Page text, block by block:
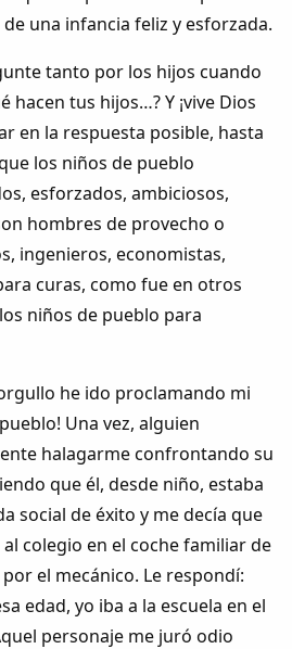
una infancia feliz y esforzada.
tanto por los hijos cuando
hacen tus hijos…? Y ¡vive Dios
en la respuesta posible, hasta
los niños de pueblo
esforzados, ambiciosos,
hombres de provecho o
ingenieros, economistas,
curas, como fue en otros
niños de pueblo para
he ido proclamando mi
Una vez, alguien
halagarme confrontando su
que él, desde niño, estaba
social de éxito y me decía que
colegio en el coche familiar de
el mecánico. Le respondí:
edad, yo iba a la escuela en el
personaje me juró odio